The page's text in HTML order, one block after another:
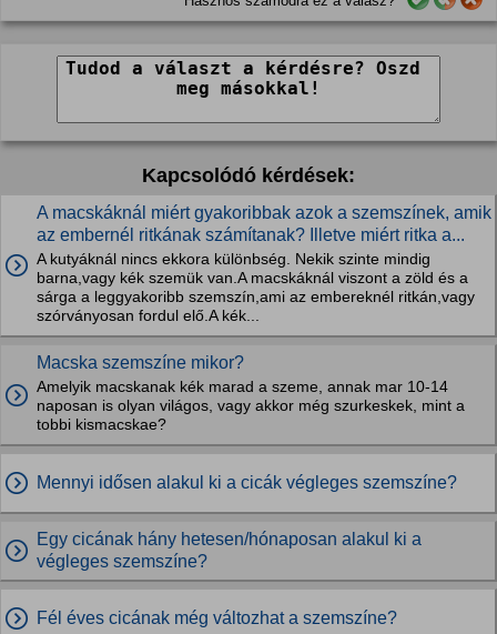
Kapcsolódó kérdések:
A macskáknál miért gyakoribbak azok a szemszínek, amik
az embernél ritkának számítanak? Illetve miért ritka a...
A kutyáknál nincs ekkora különbség. Nekik szinte mindig
barna,vagy kék szemük van.A macskáknál viszont a zöld és a
sárga a leggyakoribb szemszín,ami az embereknél ritkán,vagy
szórványosan fordul elő.A kék...
Macska szemszíne mikor?
Amelyik macskanak kék marad a szeme, annak mar 10-14
naposan is olyan világos, vagy akkor még szurkeskek, mint a
tobbi kismacskae?
Mennyi idősen alakul ki a cicák végleges szemszíne?
Egy cicának hány hetesen/hónaposan alakul ki a
végleges szemszíne?
Fél éves cicának még változhat a szemszíne?